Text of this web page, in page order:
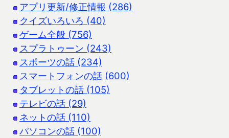
アプリ更新/修正情報 (286)
クイズいろいろ (40)
ゲーム全般 (756)
スプラトゥーン (243)
スポーツの話 (234)
スマートフォンの話 (600)
タブレットの話 (105)
テレビの話 (29)
ネットの話 (110)
パソコンの話 (100)